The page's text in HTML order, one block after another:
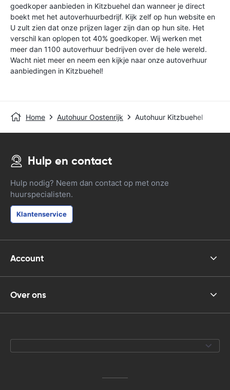
goedkoper aanbieden in Kitzbuehel dan wanneer je direct
boekt met het autoverhuurbedrijf. Kijk zelf op hun website en
U zult zien dat onze prijzen lager zijn dan op hun site. Het
verschil kan oplopen tot 40% goedkoper. Wij werken met
meer dan 1100 autoverhuur bedrijven over de hele wereld.
Wacht niet meer en neem een kijkje naar onze autoverhuur
aanbiedingen in Kitzbuehel!
Home Autohuur Oostenrijk Autohuur Kitzbuehel
Hulp en contact
Hulp nodig? Neem dan contact op met onze
huurspecialisten.
Klantenservice
Account
Over ons